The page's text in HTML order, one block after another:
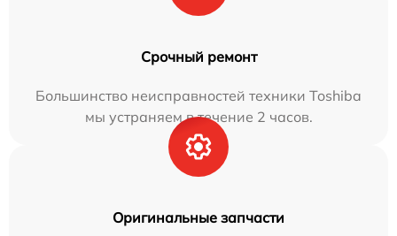
Срочный ремонт
Большинство неисправностей техники Toshiba
мы устраняем в течение 2 часов.
Оригинальные запчасти